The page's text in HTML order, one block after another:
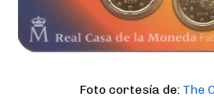
Foto cortesía de: The